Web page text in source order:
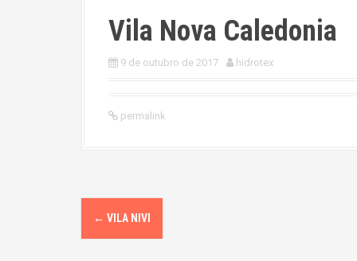
Vila Nova Caledonia
9 de outubro de 2017 hidrotex
permalink
P
o
← VILA NIVI